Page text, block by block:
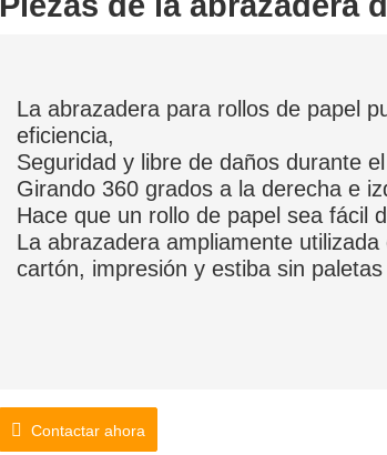
La abrazadera para rollos de papel
eficiencia,
Seguridad y libre de daños durante
Girando 360 grados a la derecha e
Hace que un rollo de papel sea fácil
La abrazadera ampliamente
cartón, impresión y estiba sin
Contactar ahora